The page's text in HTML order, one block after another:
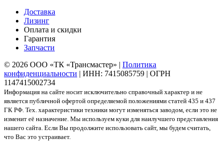
Доставка
Лизинг
Оплата и скидки
Гарантия
Запчасти
© 2026 ООО «ТК «Трансмастер» | Политика
конфиденциальности | ИНН: 7415085759 | ОГРН
1147415002734
Информация на сайте носит исключительно справочный характер и не
является публичной офертой определяемой положениями статей 435 и 437
ГК РФ. Тех. характеристики техники могут изменяться заводом, если это не
изменит её назначение. Мы используем куки для наилучшего представления
нашего сайта. Если Вы продолжите использовать сайт, мы будем считать,
что Вас это устраивает.